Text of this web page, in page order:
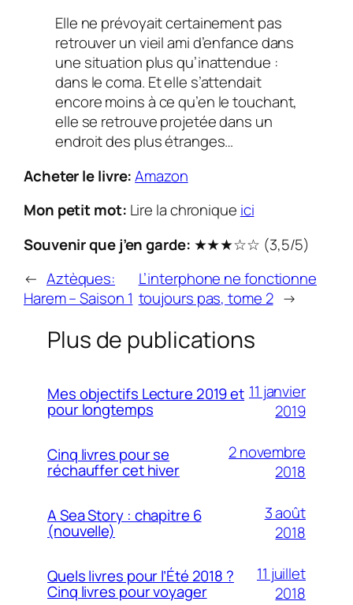
Elle ne prévoyait certainement pas
retrouver un vieil ami d’enfance dans
une situation plus qu’inattendue :
dans le coma. Et elle s’attendait
encore moins à ce qu’en le touchant,
elle se retrouve projetée dans un
endroit des plus étranges…
Acheter le livre: Amazon
Mon petit mot: Lire la chronique ici
Souvenir que j’en garde: ★★★☆☆ (3,5/5)
← Aztèques:
Harem – Saison 1
L’interphone ne fonctionne
toujours pas, tome 2 →
Plus de publications
Mes objectifs Lecture 2019 et
pour longtemps
11 janvier
2019
Cinq livres pour se
réchauffer cet hiver
2 novembre
2018
A Sea Story : chapitre 6
(nouvelle)
3 août
2018
Quels livres pour l’Été 2018 ?
Cinq livres pour voyager
11 juillet
2018